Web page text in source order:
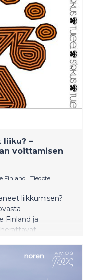
liiku? –
voittamisen
Finland | Tiedote
liikkumisen?
Finland ja
on osa
nykysirkusta